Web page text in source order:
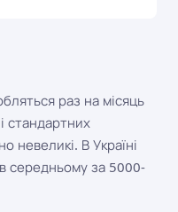
раз на місяць
стандартних
невеликі. В Україні
середньому за 5000-